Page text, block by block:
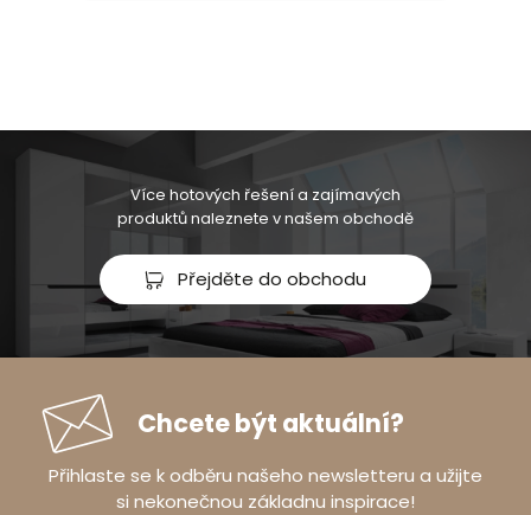
Více hotových řešení a zajímavých
produktů naleznete v našem obchodě
Přejděte do obchodu
Chcete být aktuální?
Přihlaste se k odběru našeho newsletteru a užijte
si nekonečnou základnu inspirace!